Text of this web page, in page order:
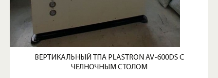
ВЕРТИКАЛЬНЫЙ ТПА PLASTRON AV-600DS С
ЧЕЛНОЧНЫМ СТОЛОМ